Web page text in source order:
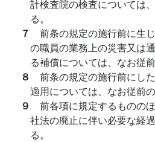
計検査院の検査については
る。
７ 前条の規定の施行前に生
の職員の業務上の災害又は
る補償については、なお従
８ 前条の規定の施行前にし
適用については、なお従前の
９ 前各項に規定するものの
社法の廃止に伴い必要な経
る。